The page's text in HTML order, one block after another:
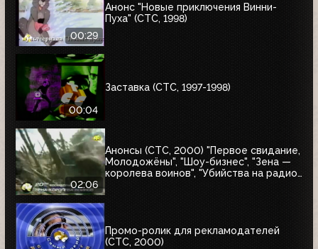
00:29
Анонс "Новые приключения Винни-
Пуха" (СТС, 1998)
00:04
Заставка (СТС, 1997-1998)
02:06
Анонсы (СТС, 2000) "Первое свидание,
Молодожёны", "Шоу-бизнес", "Зена —
королева воинов", "Убийства на радио",
Промо-ролик для рекламодателей
(СТС, 2000)